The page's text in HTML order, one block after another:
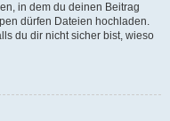
in dem du deinen Beitrag
dürfen Dateien hochladen.
du dir nicht sicher bist, wieso